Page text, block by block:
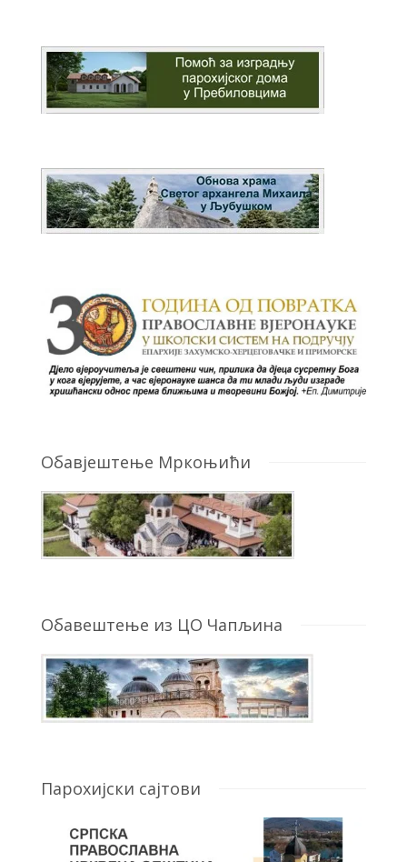
Обавјештење Мркоњићи
Обавештење из ЦО Чапљина
Парохијски сајтови